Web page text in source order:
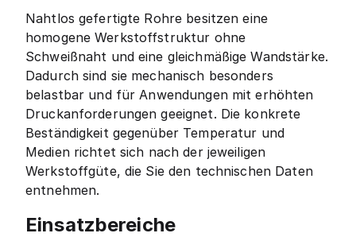
Nahtlos gefertigte Rohre besitzen eine
homogene Werkstoffstruktur ohne
Schweißnaht und eine gleichmäßige Wandstärke.
Dadurch sind sie mechanisch besonders
belastbar und für Anwendungen mit erhöhten
Druckanforderungen geeignet. Die konkrete
Beständigkeit gegenüber Temperatur und
Medien richtet sich nach der jeweiligen
Werkstoffgüte, die Sie den technischen Daten
entnehmen.
Einsatzbereiche